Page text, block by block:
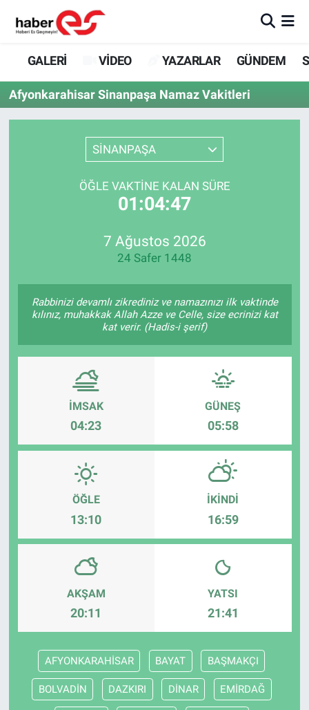
GALERİ VİDEO YAZARLAR GÜNDEM
Afyonkarahisar Sinanpaşa Namaz Vakitleri
SİNANPAŞA
ÖĞLE VAKTINE KALAN SÜRE
01:04:47
7 Ağustos 2026
24 Safer 1448
Rabbinizi devamlı zikrediniz ve namazınızı ilk vaktinde
kılınız, muhakkak Allah Azze ve Celle, size ecrinizi kat
kat verir. (Hadis-i şerif)
İMSAK
04:23
GÜNEŞ
05:58
ÖĞLE
13:10
İKINDI
16:59
AKŞAM
20:11
YATSI
21:41
AFYONKARAHİSAR BAYAT BAŞMAKÇI
BOLVADİN DAZKIRI DİNAR EMİRDAĞ
GALERİ
VİDEO
YAZARLAR
GÜNDEM
SİYASET
SPOR
Eskişehir Nöbetçi Eczaneler
Eskişehir Hava Durumu
Eskişehir Trafik Yoğunluk Haritası
Süper Lig Puan Durumu ve Fikstür
Tüm Manşetler